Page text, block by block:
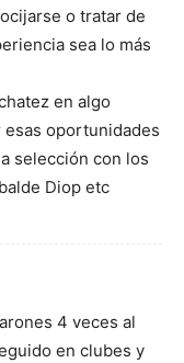
o tratar de
sea lo más
en algo
esas oportunidades
selección con los
Diop etc
4 veces al
en clubes y